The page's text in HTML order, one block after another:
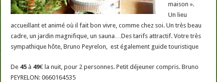
maison ».
Un lieu
accueillant et animé où il fait bon vivre, comme chez soi. Un très beau
cadre, un jardin magnifique, un sauna…Des tarifs attractif. Votre très
sympathique hôte, Bruno Peyrelon, est également guide touristique
De 45 à 49€ la nuit, pour 2 personnes. Petit déjeuner compris. Bruno
PEYRELON: 0660164535